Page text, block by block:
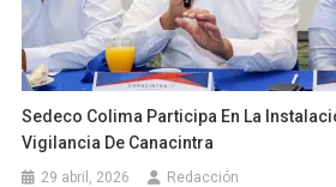
Sedeco Colima Participa En La
Vigilancia De Canacintra
29 abril, 2026 Redacción